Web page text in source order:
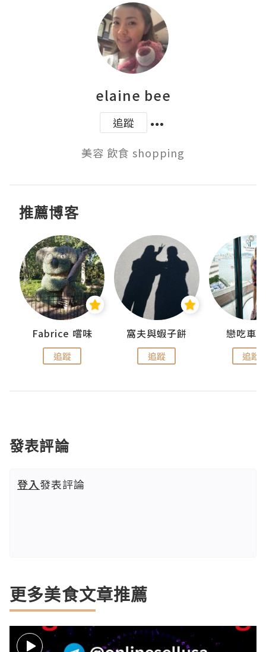
elaine bee
追蹤
美容 飲食 shopping
推薦博客
Fabrice 嚐味
追蹤
窩夫與蝦子餅
追蹤
戀吃車
追蹤
發表評論
登入發表評論
更多美食文章推薦